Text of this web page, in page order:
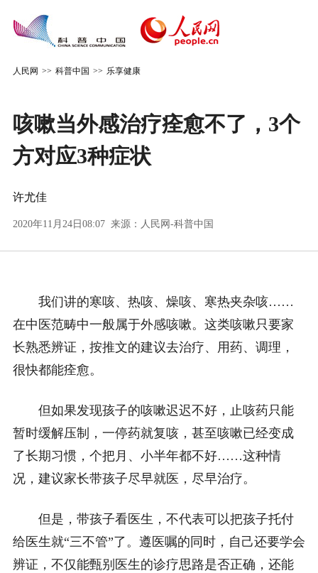
人民网 >> 科普中国 >> 乐享健康
咳嗽当外感治疗痊愈不了，3个
方对应3种症状
许尤佳
2020年11月24日08:07 来源： 人民网-科普中国
我们讲的寒咳、热咳、燥咳、寒热夹杂咳……
在中医范畴中一般属于外感咳嗽。这类咳嗽只要家
长熟悉辨证，按推文的建议去治疗、用药、调理，
很快都能痊愈。
但如果发现孩子的咳嗽迟迟不好，止咳药只能
暂时缓解压制，一停药就复咳，甚至咳嗽已经变成
了长期习惯，个把月、小半年都不好……这种情
况，建议家长带孩子尽早就医，尽早治疗。
但是，带孩子看医生，不代表可以把孩子托付
给医生就“三不管”了。遵医嘱的同时，自己还要学会
辨证，不仅能甄别医生的诊疗思路是否正确，还能